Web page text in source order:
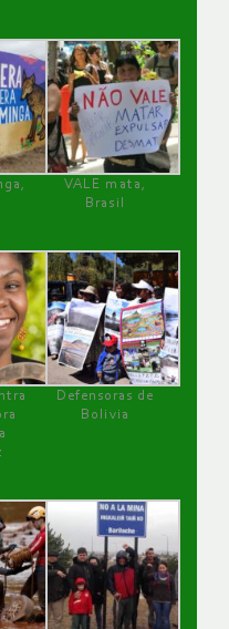
VALE mata,
Brasil
Defensoras de
Bolivia